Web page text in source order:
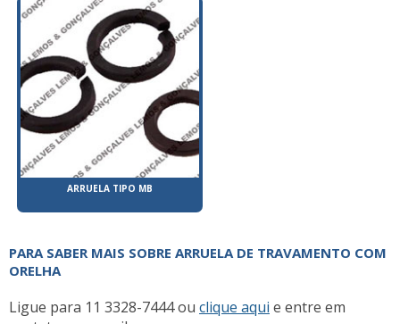
ARRUELA TIPO MB
PARA SABER MAIS SOBRE ARRUELA DE TRAVAMENTO COM
ORELHA
Ligue para 11 3328-7444ou clique aqui e entre em